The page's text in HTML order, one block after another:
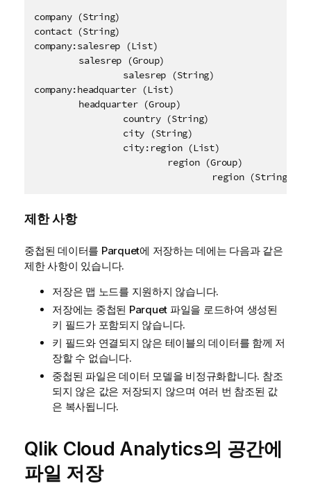
company (String)
contact (String)
company:salesrep (List)
company:headquarter (List)
				region (String)
제한 사항
중첩된 데이터를 Parquet에 저장하는 데에는 다음과 같은
제한 사항이 있습니다.
저장은 맵 노드를 지원하지 않습니다.
저장에는 중첩된 Parquet 파일을 로드하여 생성된
키 필드가 포함되지 않습니다.
키 필드와 연결되지 않은 테이블의 데이터를 함께 저
장할 수 없습니다.
중첩된 파일은 데이터 모델을 비정규화합니다. 참조
되지 않은 값은 저장되지 않으며 여러 번 참조된 값
은 복사됩니다.
Qlik Cloud Analytics의 공간에
파일 저장